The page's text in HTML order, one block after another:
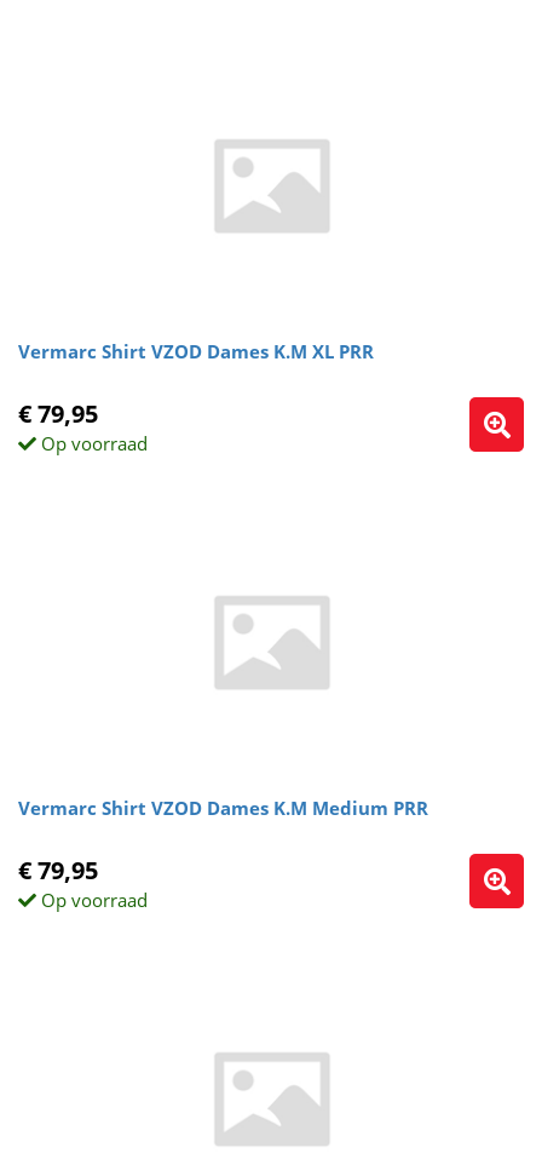
Vermarc Shirt VZOD Dames K.M XL PRR
€ 79,95
Op voorraad
Vermarc Shirt VZOD Dames K.M Medium PRR
€ 79,95
Op voorraad